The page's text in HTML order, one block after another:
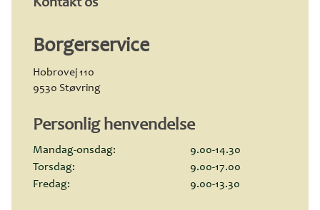
Kontakt os
Borger­service
Hobrovej 110
9530 Støvring
Personlig henvendelse
Mandag-onsdag:
9.00-14.30
Torsdag:
9.00-17.00
Fredag:
9.00-13.30